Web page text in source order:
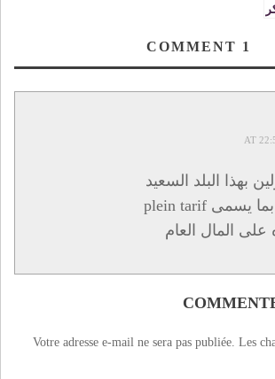
1
بهذا البلد السعيد
يتعاملون بما يسمى plein tarif
على المال العام
Votre adresse e-mail ne sera pas publiée. Les